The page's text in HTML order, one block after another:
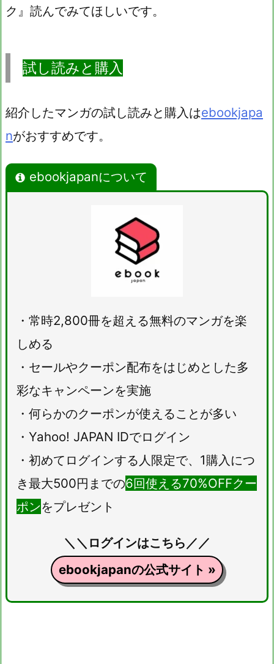
ク』読んでみてほしいです。
試し読みと購入
紹介したマンガの試し読みと購入はebookjapa
nがおすすめです。
ebookjapanについて
・常時2,800冊を超える無料のマンガを楽
しめる
・セールやクーポン配布をはじめとした多
彩なキャンペーンを実施
・何らかのクーポンが使えることが多い
・Yahoo! JAPAN IDでログイン
・初めてログインする人限定で、1購入につ
き最大500円までの6回使える70%OFFクー
ポンをプレゼント
＼＼ログインはこちら／／
ebookjapanの公式サイト »